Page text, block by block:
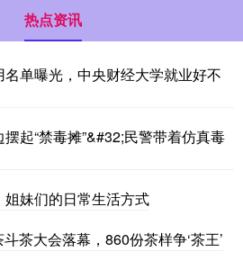
热点资讯
单曝光，中央财经大学就业好不
起“禁毒摊”&#32;民警带着仿真毒
妹们的日常生活方式
茶大会落幕，860份茶样争‘茶王’